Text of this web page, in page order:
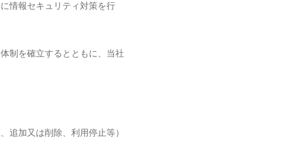
情報セキュリティ対策を行
制を確立するとともに、当社
追加又は削除、利用停止等）